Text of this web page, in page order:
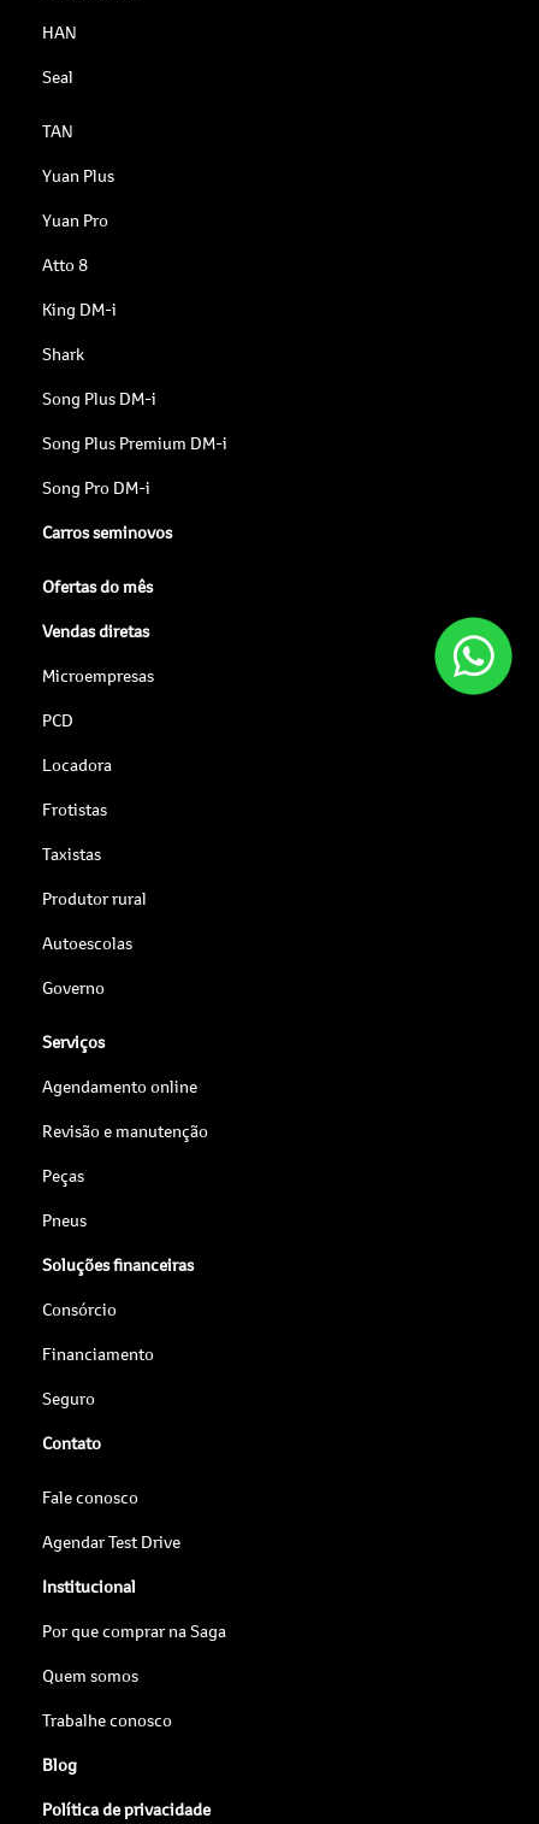
HAN
Seal
TAN
Yuan Plus
Yuan Pro
Atto 8
King DM-i
Shark
Song Plus DM-i
Song Plus Premium DM-i
Song Pro DM-i
Carros seminovos
Ofertas do mês
Vendas diretas
Microempresas
PCD
Locadora
Frotistas
Taxistas
Produtor rural
Autoescolas
Governo
Serviços
Agendamento online
Revisão e manutenção
Peças
Pneus
Soluções financeiras
Consórcio
Financiamento
Seguro
Contato
Fale conosco
Agendar Test Drive
Institucional
Por que comprar na Saga
Quem somos
Trabalhe conosco
Blog
Política de privacidade